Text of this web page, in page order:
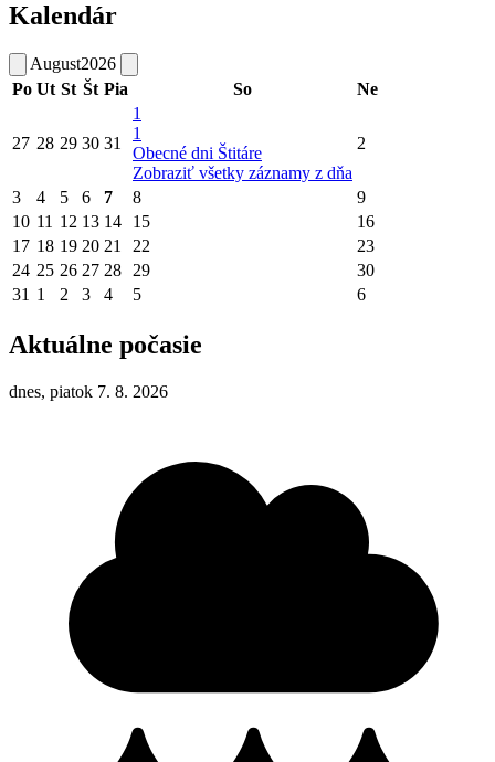
Kalendár
August2026
Po Ut St Št Pia So Ne
27 28 29 30 31
1
1
Obecné dni Štitáre
Zobraziť všetky záznamy z dňa
2
3 4 5 6 7 8
9
10 11 12 13 14 15
16
17 18 19 20 21 22
23
24 25 26 27 28 29
30
31 1 2 3 4 5 6
Aktuálne počasie
dnes, piatok 7. 8. 2026